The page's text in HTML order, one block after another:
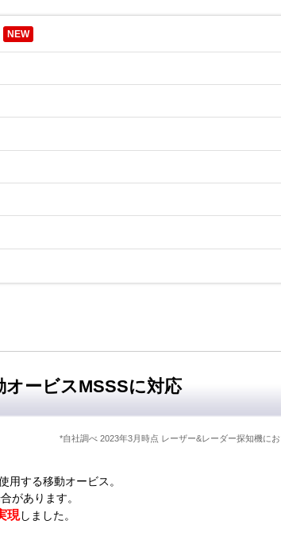
NEW
オービスMSSSに対応
*自社調べ 2023年3月時点 レーザー&レーダー探知機に
用する移動オービス。
があります。
現しました。